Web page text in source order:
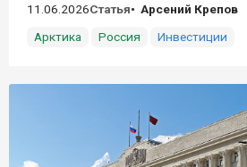
11.06.2026Статья
Арсений Крепов
Арктика
Россия Инвестиции